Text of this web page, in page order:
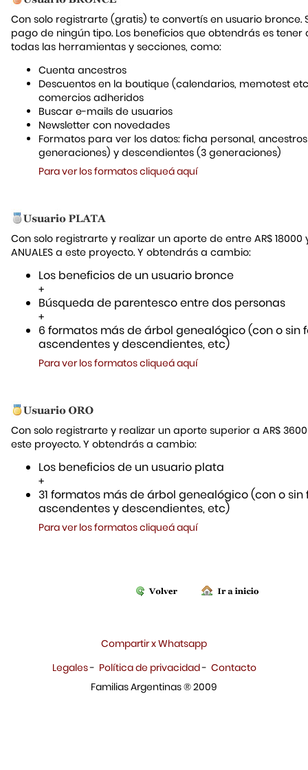
Con solo registrarte (gratis) te convertís en usuario bronce.
pago de ningún tipo. Los beneficios que obtendrás es tener
todas las herramientas y secciones, como:
Cuenta ancestros
Descuentos en la boutique (calendarios, memotest
comercios adheridos
Buscar e-mails de usuarios
Newsletter con novedades
Formatos para ver los datos: ficha personal,
generaciones) y descendientes (3 generaciones)
Para ver los formatos cliqueá aquí
Con solo registrarte y realizar un aporte de entre AR$ 18000
ANUALES a este proyecto. Y obtendrás a cambio:
Los beneficios de un usuario bronce
+
Búsqueda de parentesco entre dos personas
+
6 formatos más de árbol genealógico (con o sin
ascendentes y descendientes, etc)
Para ver los formatos cliqueá aquí
Con solo registrarte y realizar un aporte superior a AR$
este proyecto. Y obtendrás a cambio:
Los beneficios de un usuario plata
+
31 formatos más de árbol genealógico (con o sin
ascendentes y descendientes, etc)
Para ver los formatos cliqueá aquí
Compartir x Whatsapp
Legales- Política de privacidad- Contacto
Familias Argentinas ® 2009